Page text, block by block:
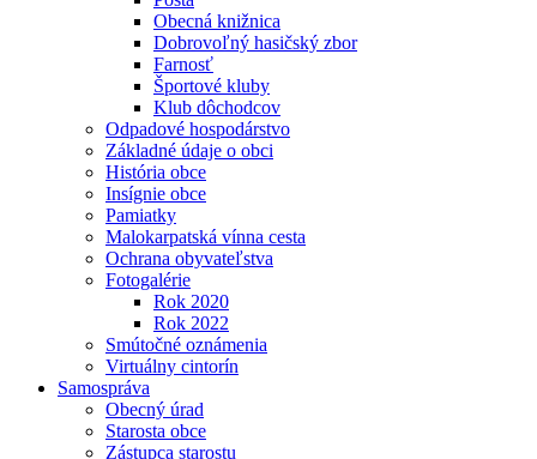
Obecná knižnica
Dobrovoľný hasičský zbor
Farnosť
Športové kluby
Klub dôchodcov
Odpadové hospodárstvo
Základné údaje o obci
História obce
Insígnie obce
Pamiatky
Malokarpatská vínna cesta
Ochrana obyvateľstva
Fotogalérie
Rok 2020
Rok 2022
Smútočné oznámenia
Virtuálny cintorín
Samospráva
Obecný úrad
Starosta obce
Zástupca starostu